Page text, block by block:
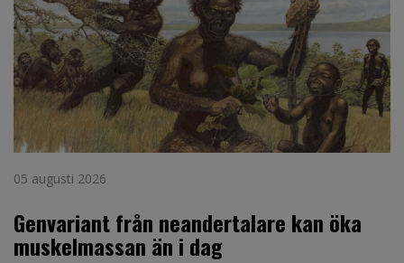
05 augusti 2026
Genvariant från neandertalare kan öka
muskelmassan än i dag